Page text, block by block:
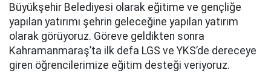
Büyükşehir Belediyesi olarak eğitime ve gençliğe
yapılan yatırımı şehrin geleceğine yapılan yatırım
olarak görüyoruz. Göreve geldikten sonra
Kahramanmaraş’ta ilk defa LGS ve YKS’de dereceye
giren öğrencilerimize eğitim desteği veriyoruz.